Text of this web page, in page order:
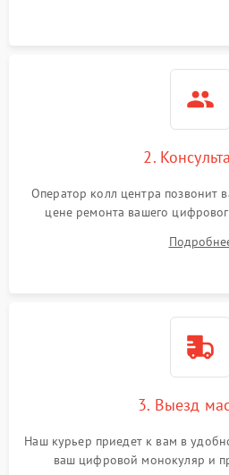
2000 ₽
Проблемы с заземлением 1000
Повреждение печатной
платы
2.
Оператор колл центра позвонит
цене ремонта вашего
3. Выезд
Наш курьер приедет к вам в
ваш цифровой монокуляр и